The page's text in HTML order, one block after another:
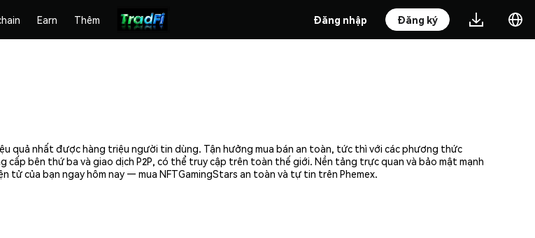
Earn Thêm Đăng nhập Đăng ký
quả nhất được hàng triệu người tin dùng. Tận hưởng mua bán an toàn, tức thì với các phương thức
bên thứ ba và giao dịch P2P, có thể truy cập trên toàn thế giới. Nền tảng trực quan và bảo mật mạnh
tử của bạn ngay hôm nay — mua NFTGamingStars an toàn và tự tin trên Phemex.